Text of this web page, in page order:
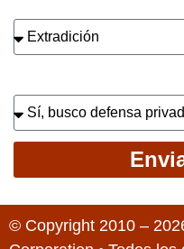
© Copyright 2010 –